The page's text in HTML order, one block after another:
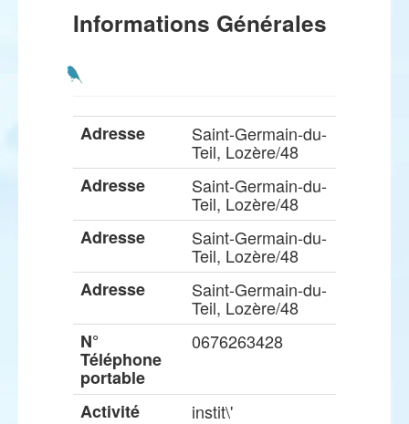
Informations Générales
Adresse Saint-Germain-du-
Teil, Lozère/48
Adresse
Saint-Germain-du-
Teil, Lozère/48
Adresse
Saint-Germain-du-
Teil, Lozère/48
Adresse
Saint-Germain-du-
Teil, Lozère/48
N°
Téléphone
portable
0676263428
Activité
instit\'